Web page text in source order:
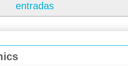
entradas